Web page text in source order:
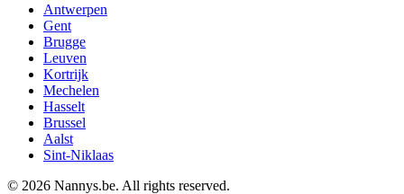
Antwerpen
Gent
Brugge
Leuven
Kortrijk
Mechelen
Hasselt
Brussel
Aalst
Sint-Niklaas
© 2026 Nannys.be. All rights reserved.